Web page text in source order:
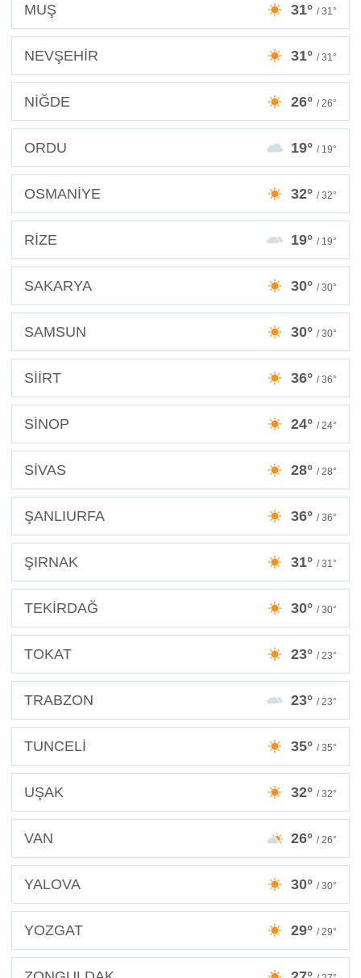
MUŞ 31° / 31°
NEVŞEHİR 31° / 31°
NİĞDE 26° / 26°
ORDU 19° / 19°
OSMANİYE 32° / 32°
RİZE 19° / 19°
SAKARYA 30° / 30°
SAMSUN 30° / 30°
SİİRT 36° / 36°
SİNOP 24° / 24°
SİVAS 28° / 28°
ŞANLIURFA 36° / 36°
ŞIRNAK 31° / 31°
TEKİRDAĞ 30° / 30°
TOKAT 23° / 23°
TRABZON 23° / 23°
TUNCELİ 35° / 35°
UŞAK 32° / 32°
VAN 26° / 26°
YALOVA 30° / 30°
YOZGAT 29° / 29°